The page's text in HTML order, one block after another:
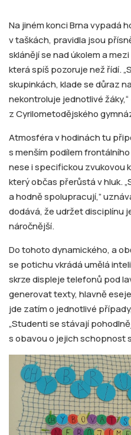
Na jiném konci Brna vypadá
v taškách, pravidla jsou
sklánějí se nad úkolem a
která spíš pozoruje než řídí.
skupinkách, klade se důraz
nekontroluje jednotlivé
z Cyrilometodějského
Atmosféra v hodinách tu
s menším podílem
nese i specifickou zvukovou
který občas přerůstá v hluk.
a hodně spolupracují,”
dodává, že udržet disciplínu
náročnější.
Do tohoto dynamického, a
se potichu vkrádá umělá
skrze displeje telefonů pod
generovat texty, hlavně
jde zatím o jednotlivé
„Studenti se stávají
s obavou o jejich schopnost